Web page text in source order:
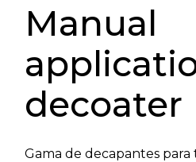
Manual
decoater
Gama de decapantes para